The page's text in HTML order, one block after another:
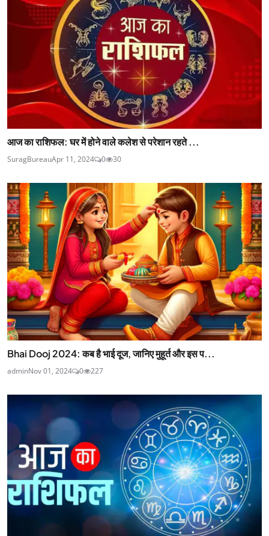
आज का राशिफल: घर में होने वाले कलेश से परेशान रहते ...
SuragBureauApr 11, 2024 0 30
Bhai Dooj 2024: कब है भाई दूज, जानिए मुहूर्त और इस प...
adminNov 01, 2024 0 227